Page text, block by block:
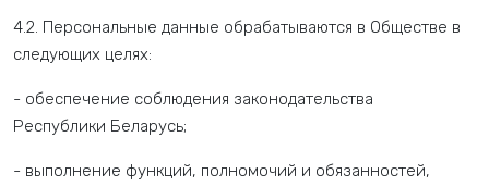
4.2. Персональные данные обрабатываются в Обществе в
следующих целях:
- обеспечение соблюдения законодательства
Республики Беларусь;
- выполнение функций, полномочий и обязанностей,